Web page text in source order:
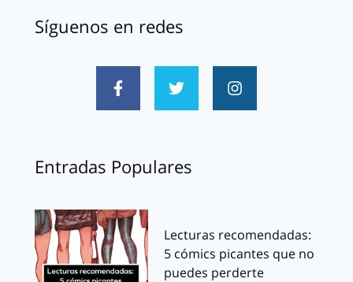
Síguenos en redes
Entradas Populares
Lecturas recomendadas:
5 cómics picantes que no
puedes perderte